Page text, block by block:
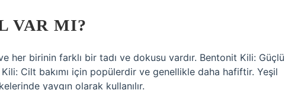
VAR MI?
her birinin farklı bir tadı ve dokusu vardır. Bentonit Kili: Güçlü
Cilt bakımı için popülerdir ve genellikle daha hafiftir. Yeşil
yaygın olarak kullanılır.